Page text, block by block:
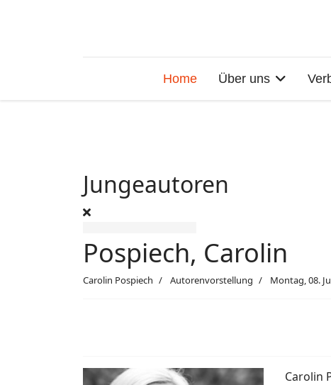
Home Über uns
Jungeautoren
Pospiech, Carolin
Carolin Pospiech Autorenvorstellung Montag, 08.
Carolin